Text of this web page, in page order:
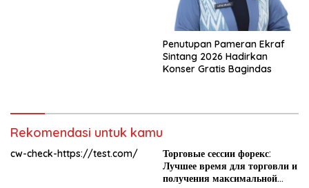
Penutupan Pameran Ekraf
Sintang 2026 Hadirkan
Konser Gratis Bagindas
Rekomendasi untuk kamu
cw-check-https://test.com/
Торговые сессии форекс:
Лучшее время для торговли и
получения максимальной